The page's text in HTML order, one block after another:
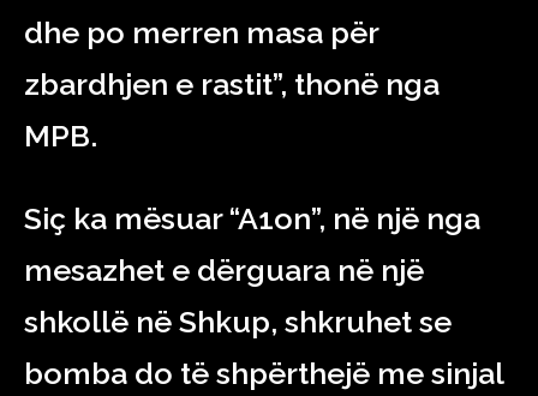
dhe po merren masa për
zbardhjen e rastit”, thonë nga
MPB.
Siç ka mësuar “A1on”, në një nga
mesazhet e dërguara në një
shkollë në Shkup, shkruhet se
bomba do të shpërthejë me sinjal